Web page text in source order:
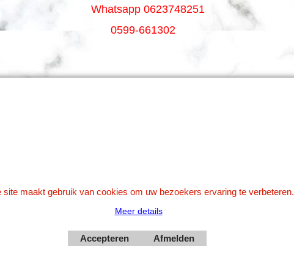
Whatsapp 0623748251
0599-661302
Webwinkel gemaakt met
ShopFactory webwinkel
software.
site maakt gebruik van cookies om uw bezoekers ervaring te verbeteren.
Meer details
Accepteren Afmelden